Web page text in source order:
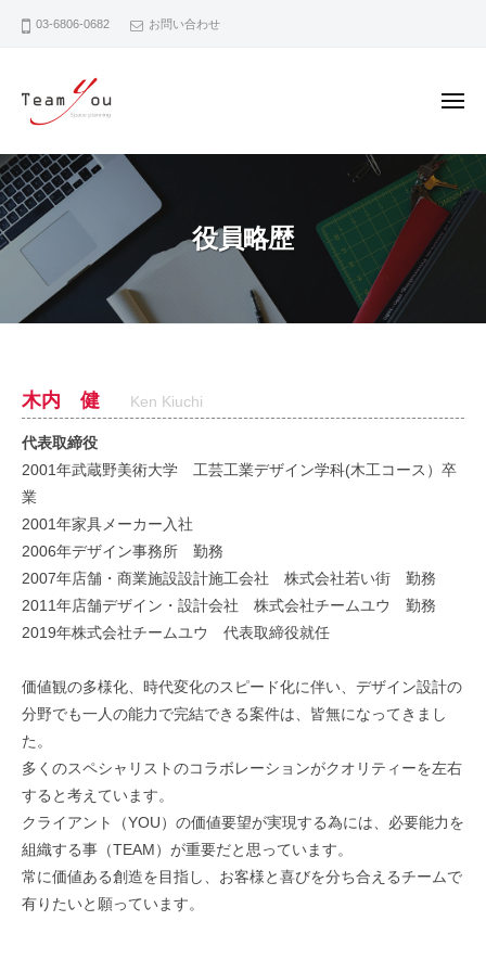
ス
キ
ッ
プ
03-6806-0682 お問い合わせ
チ
ー
ム
ユ
ウ
メ
ー
役員略歴
役
員
略
歴
年
2
月
日
guest
木内 健 Ken Kiuchi
代表取締役
2001年武蔵野美術大学 工芸工業デザイン学科(木工コース）卒
業
2001年家具メーカー入社
2006年デザイン事務所 勤務
2007年店舗・商業施設設計施工会社 株式会社若い街 勤務
2011年店舗デザイン・設計会社 株式会社チームユウ 勤務
2019年株式会社チームユウ 代表取締役就任
価値観の多様化、時代変化のスピード化に伴い、デザイン設計の
分野でも一人の能力で完結できる案件は、皆無になってきまし
た。
多くのスペシャリストのコラボレーションがクオリティーを左右
すると考えています。
クライアント（YOU）の価値要望が実現する為には、必要能力を
組織する事（TEAM）が重要だと思っています。
常に価値ある創造を目指し、お客様と喜びを分ち合えるチームで
有りたいと願っています。
ー
ウ